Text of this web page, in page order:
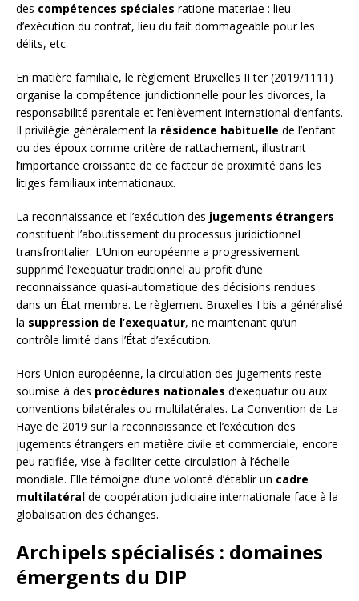
des compétences spéciales ratione materiae : lieu
d’exécution du contrat, lieu du fait dommageable pour les
délits, etc.
En matière familiale, le règlement Bruxelles II ter (2019/1111)
organise la compétence juridictionnelle pour les divorces, la
responsabilité parentale et l’enlèvement international d’enfants.
Il privilégie généralement la résidence habituelle de l’enfant
ou des époux comme critère de rattachement, illustrant
l’importance croissante de ce facteur de proximité dans les
litiges familiaux internationaux.
La reconnaissance et l’exécution des jugements étrangers
constituent l’aboutissement du processus juridictionnel
transfrontalier. L’Union européenne a progressivement
supprimé l’exequatur traditionnel au profit d’une
reconnaissance quasi-automatique des décisions rendues
dans un État membre. Le règlement Bruxelles I bis a généralisé
la suppression de l’exequatur, ne maintenant qu’un
contrôle limité dans l’État d’exécution.
Hors Union européenne, la circulation des jugements reste
soumise à des procédures nationales d’exequatur ou aux
conventions bilatérales ou multilatérales. La Convention de La
Haye de 2019 sur la reconnaissance et l’exécution des
jugements étrangers en matière civile et commerciale, encore
peu ratifiée, vise à faciliter cette circulation à l’échelle
mondiale. Elle témoigne d’une volonté d’établir un cadre
multilatéral de coopération judiciaire internationale face à la
globalisation des échanges.
Archipels spécialisés : domaines
émergents du DIP